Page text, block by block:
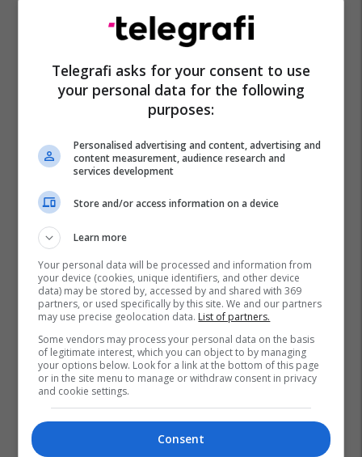
Donald Trump
Lufta Në Iran
Telegrafi asks for your consent to use
your personal data for the following
purposes:
Personalised advertising and content, advertising and
content measurement, audience research and
services development
Store and/or access information on a device
Learn more
Your personal data will be processed and information from
your device (cookies, unique identifiers, and other device
data) may be stored by, accessed by and shared with 369
partners, or used specifically by this site. We and our partners
may use precise geolocation data. List of partners.
Some vendors may process your personal data on the basis
of legitimate interest, which you can object to by managing
your options below. Look for a link at the bottom of this page
or in the site menu to manage or withdraw consent in privacy
and cookie settings.
Consent